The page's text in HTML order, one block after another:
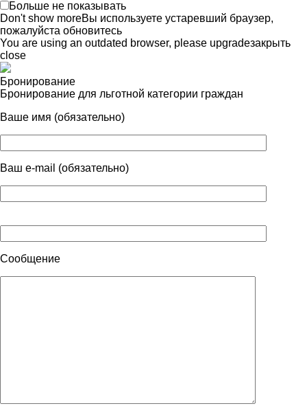
Больше не показывать
Don't show moreВы используете устаревший браузер,
пожалуйста обновитесь
You are using an outdated browser, please upgradeзакрыть
close
Бронирование
Бронирование для льготной категории граждан
Ваше имя (обязательно)
Ваш e-mail (обязательно)
Сообщение